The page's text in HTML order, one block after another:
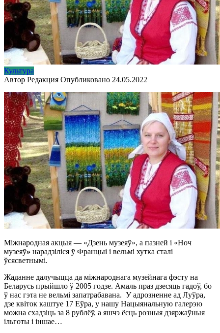
Культура
Автор Редакция Опубликовано 24.05.2022
Міжнародная акцыя — «Дзень музеяў», а пазней і «Ноч
музеяў» нарадзіліся ў Францыі і вельмі хутка сталі
ўсясветнымі.
Жаданне далучыцца да міжнароднага музейнага фэсту на
Беларусь прыйшло ў 2005 годзе. Амаль праз дзесяць гадоў, бо
ў нас гэта не вельмі запатрабавана. У адрозненне ад Луўра,
дзе квіток каштуе 17 Еўра, у нашу Нацыянальную галерэю
можна схадзіць за 8 рублёў, а яшчэ ёсць розныя дзяржаўныя
ільготы і іншае…